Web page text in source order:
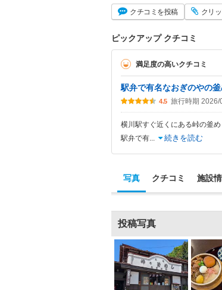
クチコミ を投稿 クリ
ピックアップ クチコミ
満足度の高いクチコミ
駅弁で有名なおぎのやの
4.5 旅行時期 2026/
横川駅すぐ近くにある峠の釜
駅弁で有
続きを読む
写真 クチコミ 施設
投稿写真